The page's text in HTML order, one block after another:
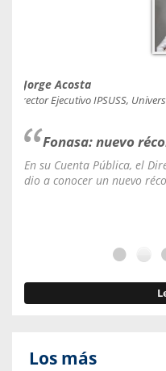
Jorge Acosta
Director Ejecutivo IPSUSS,
Fonasa: nuevo
En su Cuenta Pública, el
dio a conocer un nuevo
Los más